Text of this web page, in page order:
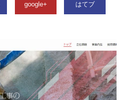
google+ はてブ